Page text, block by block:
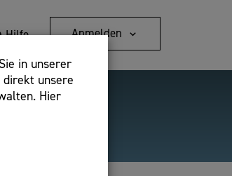
in unserer
direkt unsere
Hier
Hilfe Anmelden